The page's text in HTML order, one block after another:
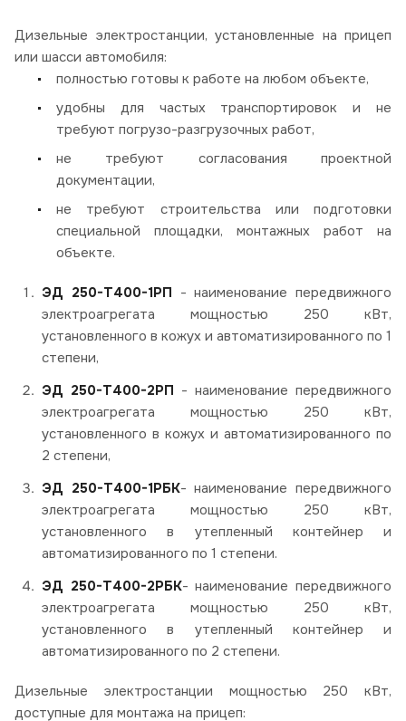
Дизельные электростанции, установленные на прицеп
или шасси автомобиля:
полностью готовы к работе на любом объекте,
удобны для частых транспортировок и не
требуют погрузо-разгрузочных работ,
не требуют согласования проектной
документации,
не требуют строительства или подготовки
специальной площадки, монтажных работ на
объекте.
ЭД 250-Т400-1РП - наименование передвижного
электроагрегата мощностью 250 кВт,
установленного в кожух и автоматизированного по 1
степени,
ЭД 250-Т400-2РП - наименование передвижного
электроагрегата мощностью 250 кВт,
установленного в кожух и автоматизированного по
2 степени,
ЭД 250-Т400-1РБК- наименование передвижного
электроагрегата мощностью 250 кВт,
установленного в утепленный контейнер и
автоматизированного по 1 степени.
ЭД 250-Т400-2РБК- наименование передвижного
электроагрегата мощностью 250 кВт,
установленного в утепленный контейнер и
автоматизированного по 2 степени.
Дизельные электростанции мощностью 250 кВт,
доступные для монтажа на прицеп: